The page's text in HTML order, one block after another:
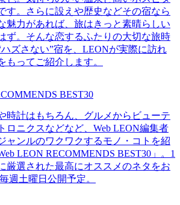
す。さらに設えや歴史などその宿なら
魅力があれば、旅はきっと素晴らしい
ず。そんな恋するふたりの大切な旅時
ズさない”宿を、LEONが実際に訪れ
もってご紹介します。
BEST30
時計はもちろん、グルメからビューテ
ロニクスなどなど、Web LEON編集者
ャンルのワクワクするモノ・コトを紹
LEON RECOMMENDS BEST30」。1
厳選された最高にオススメのネタをお
週土曜日公開予定。